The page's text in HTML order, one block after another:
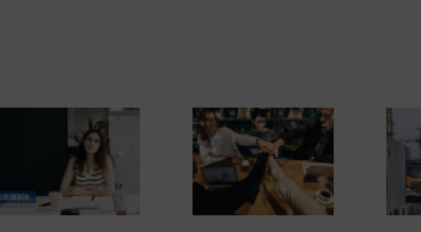
Las ventajas del
outsourcing de
RRHH
¿Cómo realizar el
despido de varios
empleados? Los
expedientes de